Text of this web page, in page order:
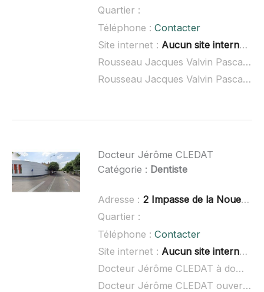
Quartier :
Téléphone : Contacter
Site internet : Aucun site internet connu
Rousseau Jacques Valvin Pascal Lemonnier Thierry SCP à domicile :
Rousseau Jacques Valvin Pascal Lemonnier Thierry SCP ouvert dimanche :
Docteur Jérôme CLEDAT
Catégorie : Dentiste
Adresse : 2 Impasse de la Noue, 89000 Auxerre
Quartier :
Téléphone : Contacter
Site internet : Aucun site internet connu
Docteur Jérôme CLEDAT à domicile :
Docteur Jérôme CLEDAT ouvert dimanche :